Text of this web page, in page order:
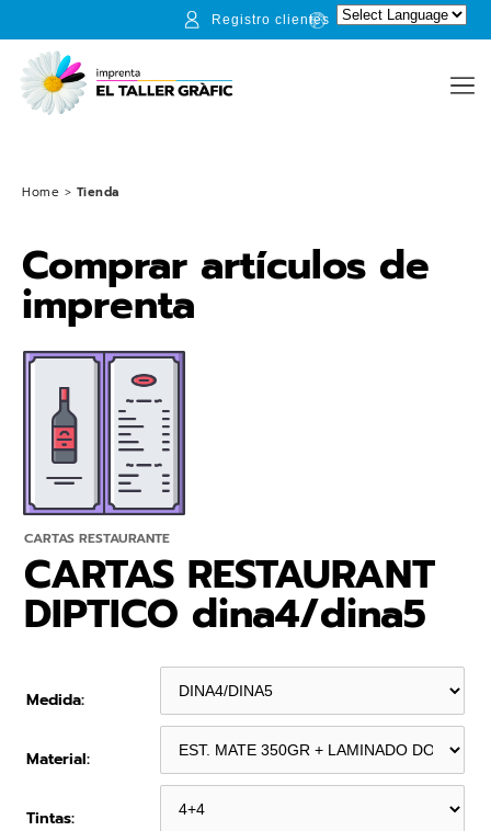
Registro clientes
Home > Tienda
Comprar artículos de
imprenta
CARTAS RESTAURANTE
CARTAS RESTAURANT
DIPTICO dina4/dina5
Medida:
Material:
Tintas: